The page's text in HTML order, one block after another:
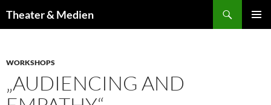
Inhalt
Theater & Medien
WORKSHOPS
„AUDIENCING AND